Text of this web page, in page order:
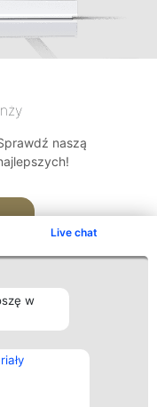
Live chat
w
naszą
Kontakt
Kontakt